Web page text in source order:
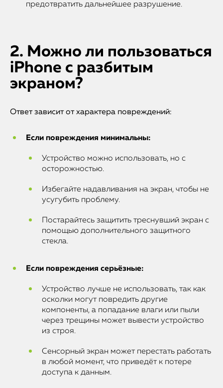
предотвратить дальнейшее разрушение.
2. Можно ли пользоваться
iPhone с разбитым
экраном?
Ответ зависит от характера повреждений:
Если повреждения минимальны:
Устройство можно использовать, но с
осторожностью.
Избегайте надавливания на экран, чтобы не
усугубить проблему.
Постарайтесь защитить треснувший экран с
помощью дополнительного защитного
стекла.
Если повреждения серьёзные:
Устройство лучше не использовать, так как
осколки могут повредить другие
компоненты, а попадание влаги или пыли
через трещины может вывести устройство
из строя.
Сенсорный экран может перестать работать
в любой момент, что приведёт к потере
доступа к данным.